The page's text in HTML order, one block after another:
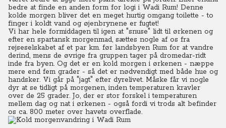
bedre at finde en anden form for logi i Wadi Rum! Denne
kolde morgen bliver det en meget hurtig omgang toilette - to
finger i koldt vand og øjenbrynene er fugtet!
Vi har hele formiddagen til igen at "snuse" lidt til ørkenen og
efter en spartansk morgenmad, sættes nogle af os fra
rejseselskabet af et par km. før landsbyen Rum for at vandre
derind, mens de øvrige fra gruppen tager på dromedar-ridt
inde fra byen. Og det er en kold morgen i ørkenen - næppe
mere end fem grader - så det er nødvendigt med både hue og
handsker. Vi går på "jagt" efter dyrelivet. Måske får vi nogle
dyr at se tidligt på morgenen, inden temperaturen kravler
over de 25 grader. Jo, der er stor forskel i temperaturen
mellem dag og nat i ørkenen - også fordi vi trods alt befinder
os ca. 800 meter over havets overflade.